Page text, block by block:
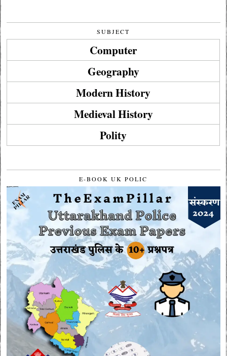
SUBJECT
Computer
Geography
Modern History
Medieval History
Polity
E-BOOK UK POLIC